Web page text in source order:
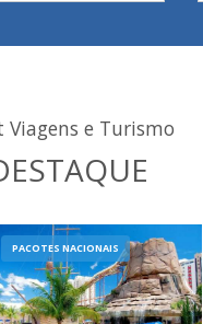
e Turismo
PACOTES NACIONAIS